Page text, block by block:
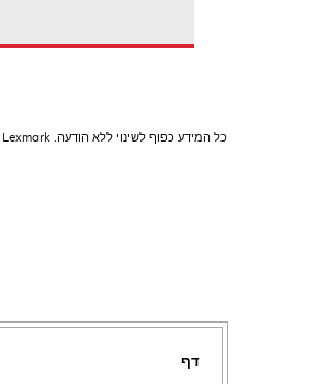
כל המידע כפוף לשינוי ללא הודעה. Lexmark אינה אחראית לשגיאות או להשמטות.
דף